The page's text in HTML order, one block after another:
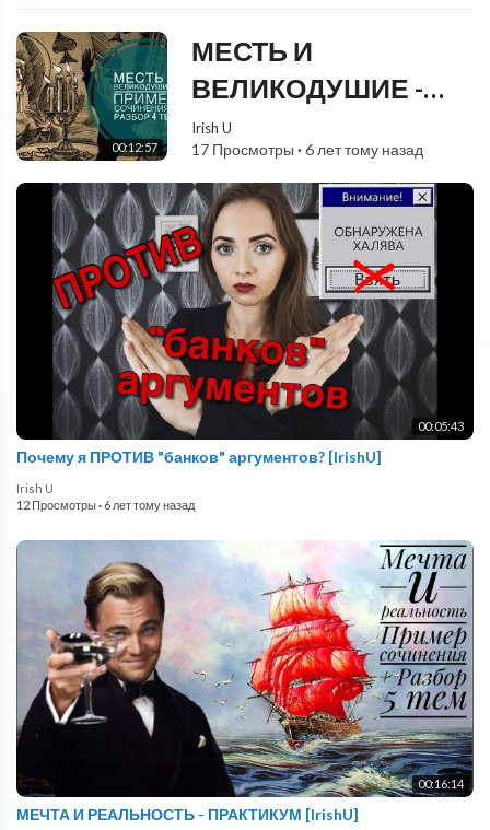
00:12:57
МЕСТЬ И
ВЕЛИКОДУШИЕ -
ПРАКТИКУМ [IrishU]
Irish U
17 Просмотры ·6 лет тому назад
00:05:43
Почему я ПРОТИВ "банков" аргументов? [IrishU]
Irish U
12 Просмотры· 6 лет тому назад
00:16:14
МЕЧТА И РЕАЛЬНОСТЬ - ПРАКТИКУМ [IrishU]